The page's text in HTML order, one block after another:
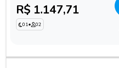
R$ 1.147,71
01• 02